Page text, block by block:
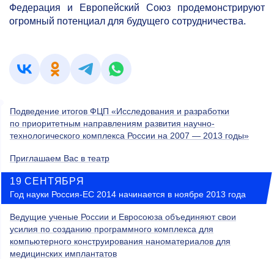
Федерация и Европейский Союз продемонстрируют
огромный потенциал для будущего сотрудничества.
Подведение итогов ФЦП «Исследования и разработки
по приоритетным направлениям развития научно-
технологического комплекса России на 2007 — 2013 годы»
Приглашаем Вас в театр
19 СЕНТЯБРЯ
Год науки Россия‐ЕС 2014 начинается в ноябре 2013 года
Ведущие ученые России и Евросоюза объединяют свои
усилия по созданию программного комплекса для
компьютерного конструирования наноматериалов для
медицинских имплантатов